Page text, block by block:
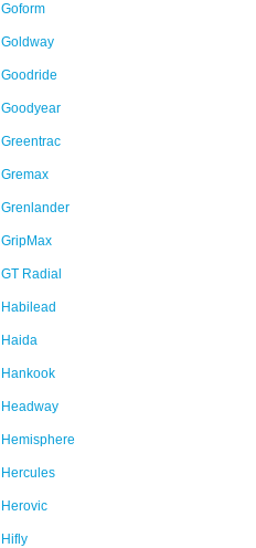
Goform
Goldway
Goodride
Goodyear
Greentrac
Gremax
Grenlander
GripMax
GT Radial
Habilead
Haida
Hankook
Headway
Hemisphere
Hercules
Herovic
Hifly